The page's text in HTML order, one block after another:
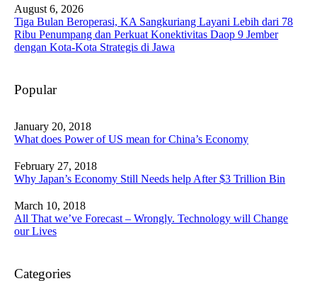
August 6, 2026
Tiga Bulan Beroperasi, KA Sangkuriang Layani Lebih dari 78
Ribu Penumpang dan Perkuat Konektivitas Daop 9 Jember
dengan Kota-Kota Strategis di Jawa
Popular
January 20, 2018
What does Power of US mean for China’s Economy
February 27, 2018
Why Japan’s Economy Still Needs help After $3 Trillion Bin
March 10, 2018
All That we’ve Forecast – Wrongly. Technology will Change
our Lives
Categories